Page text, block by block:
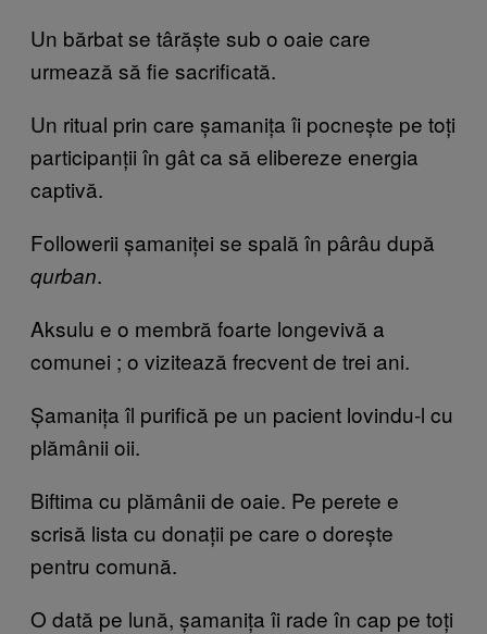
Un bărbat se târăște sub o oaie care
urmează să fie sacrificată.
Un ritual prin care șamanița îi pocnește pe toți
participanții în gât ca să elibereze energia
captivă.
Followerii șamaniței se spală în pârâu după
qurban.
Aksulu e o membră foarte longevivă a
comunei ; o vizitează frecvent de trei ani.
Șamanița îl purifică pe un pacient lovindu-l cu
plămânii oii.
Biftima cu plămânii de oaie. Pe perete e
scrisă lista cu donații pe care o dorește
pentru comună.
O dată pe lună, șamanița îi rade în cap pe toți